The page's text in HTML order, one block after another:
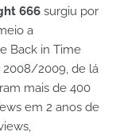
666 surgiu por
a
Back in Time
2008/2009, de lá
mais de 400
em 2 anos de